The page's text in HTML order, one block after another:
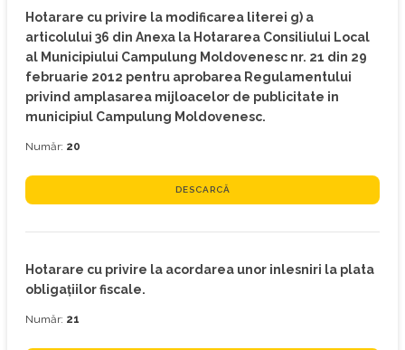
Hotarare cu privire la modificarea literei g) a
articolului 36 din Anexa la Hotararea Consiliului Local
al Municipiului Campulung Moldovenesc nr. 21 din 29
februarie 2012 pentru aprobarea Regulamentului
privind amplasarea mijloacelor de publicitate in
municipiul Campulung Moldovenesc.
Număr: 20
DESCARCĂ
Hotarare cu privire la acordarea unor inlesniri la plata
obligaţiilor fiscale.
Număr: 21